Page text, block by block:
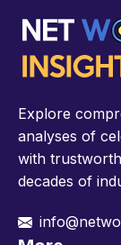
Explore
analyses of
with
decades of